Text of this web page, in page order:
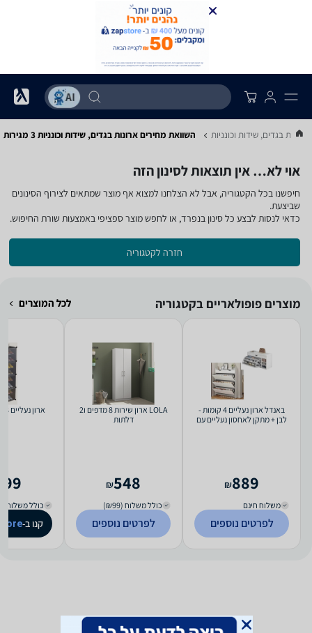
ארונות בגדים, שידות וכונניות השוואת מחירים ארונות בגדים, שידות וכונניות ‏3 מגירות
אוי לא… אין תוצאות לסינון הזה
חיפשנו בכל הקטגוריה, אבל לא הצלחנו למצוא אף מוצר שמתאים לצירוף הסינונים
שביצעת.
כדאי לנסות לבצע כל סינון בנפרד, או לחפש מוצר ספציפי באמצעות שורת החיפוש.
חזרה לקטגוריה
מוצרים פופולאריים בקטגוריה לכל המוצרים
באנדל ארון נעליים 4 קומות -
לבן + מתקן לאחסון נעליים עם
889
₪
משלוח חינם
לפרטים נוספים
LOLA ארון שירות 8 מדפים ו2
דלתות
548
₪
כולל משלוח (₪99)
לפרטים נוספים
ארון נעליים 8 קומות Dona
כולל משלוח (₪40)
קנו ב-